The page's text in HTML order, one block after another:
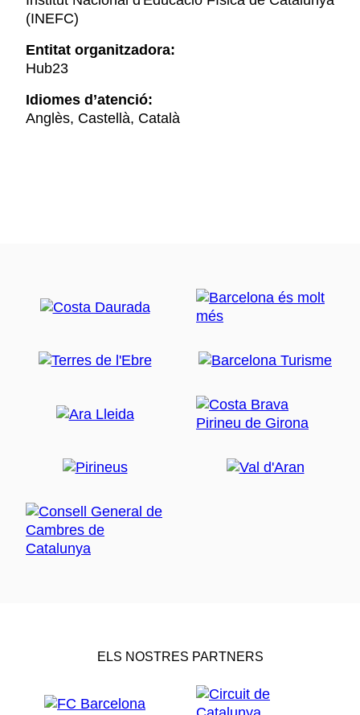
(INEFC)
Entitat organitzadora:
Hub23
Idiomes d’atenció:
Anglès, Castellà, Català
ELS NOSTRES PARTNERS